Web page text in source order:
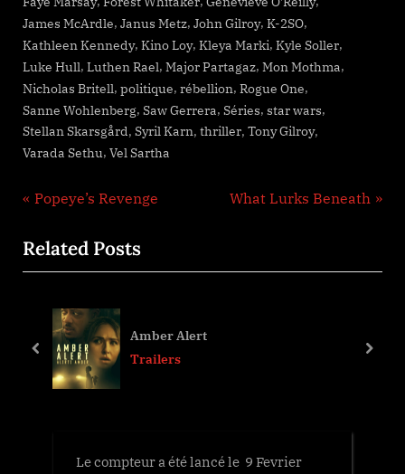
James McArdle, Janus Metz, John Gilroy, K-2SO,
Kathleen Kennedy, Kino Loy, Kleya Marki, Kyle Soller,
Luke Hull, Luthen Rael, Major Partagaz, Mon Mothma,
Nicholas Britell, politique, rébellion, Rogue One,
Sanne Wohlenberg, Saw Gerrera, Séries, star wars,
Stellan Skarsgård, Syril Karn, thriller, Tony Gilroy,
Varada Sethu, Vel Sartha
Navigation
de
l’article
P
e
v
u
Popeye’s Revenge
N
t
What Lurks Beneath
Related Posts
Amber Alert
Trailers
prev next
Le compteur a été lancé le 9 Fevrier